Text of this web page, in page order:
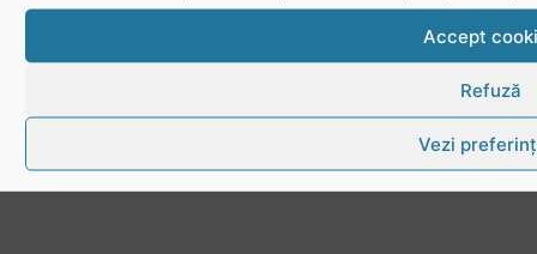
Accept
Refuză
Vezi